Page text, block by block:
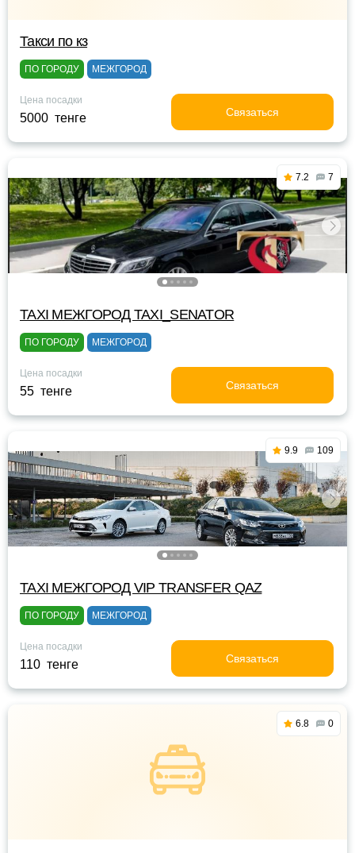
Такси по кз
ПО ГОРОДУ МЕЖГОРОД
Цена посадки
5000 тенге Связаться
7.2 7
TAXI МЕЖГОРОД TAXI_SENATOR
ПО ГОРОДУ МЕЖГОРОД
Цена посадки
55 тенге Связаться
9.9 109
TAXI МЕЖГОРОД VIP TRANSFER QАZ
ПО ГОРОДУ МЕЖГОРОД
Цена посадки
110 тенге Связаться
6.8 0